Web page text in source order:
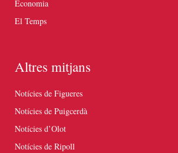
Economia
El Temps
Altres mitjans
Notícies de Figueres
Notícies de Puigcerdà
Notícies d’Olot
Notícies de Ripoll